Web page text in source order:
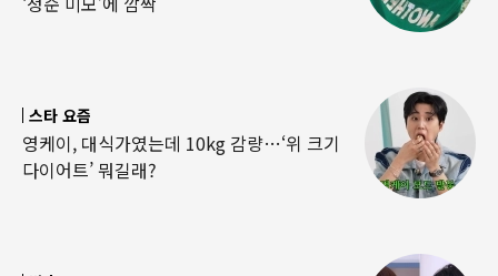
스타 요즘
영케이, 대식가였는데 10kg 감량…‘위 크기
다이어트’ 뭐길래?